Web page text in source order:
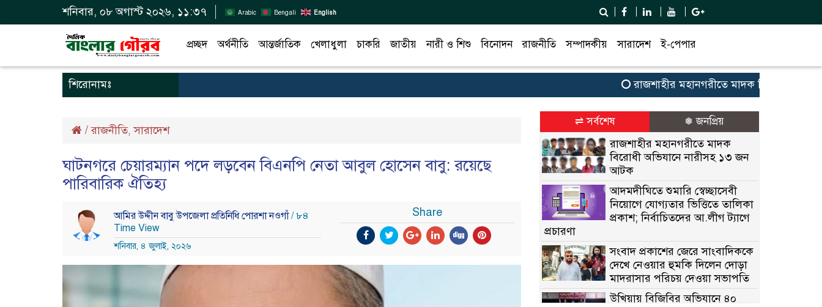
শনিবার, ০৮ অগাস্ট ২০২৬, ১১:৩৭ Arabic Bengali English
প্রচ্ছদ অর্থনীতি আন্তর্জাতিক খেলাধুলা চাকরি জাতীয় নারী ও শিশু বিনোদন রাজনীতি সম্পাদকীয় সারাদেশ ই-পেপার
শিরোনামঃ রাজশাহীর মহানগরীতে মাদক বিরোধী অভিযানে
/রাজনীতি,সারাদেশ
ঘাটনগরে চেয়ারম্যান পদে লড়বেন বিএনপি নেতা আবুল হোসেন বাবু: রয়েছে
পারিবারিক ঐতিহ্য
আমির উদ্দীন বাবু উপজেলা প্রতিনিধি পোরশা নওগাঁ/ ৮৪
Time View
শনিবার, ৪ জুলাই, ২০২৬
Share
⇌ সর্বশেষ ❅ জনপ্রিয়
রাজশাহীর মহানগরীতে মাদক
বিরোধী অভিযানে নারীসহ ১৩ জন
আটক
আদমদীঘিতে শুমারি স্বেচ্ছাসেবী
নিয়োগে যোগ্যতার ভিত্তিতে তালিকা
প্রকাশ; নির্বাচিতদের আ.লীগ ট্যাগে
প্রচারণা
সংবাদ প্রকাশের জেরে সাংবাদিককে
দেখে নেওয়ার হুমকি দিলেন দোড়া
মাদরাসার পরিচয় দেওয়া সভাপতি
উখিয়ায় বিজিবির অভিযানে ৪০